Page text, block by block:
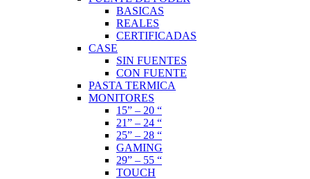
BASICAS
REALES
CERTIFICADAS
CASE
SIN FUENTES
CON FUENTE
PASTA TERMICA
MONITORES
15” – 20 “
21” – 24 “
25” – 28 “
GAMING
29” – 55 “
TOUCH